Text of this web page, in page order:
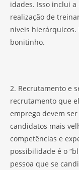
idades. Isso inclui
realização de
níveis hierárquicos.
bonitinho.
2. Recrutamento e
recrutamento que
emprego devem
candidatos mais
competências e
possibilidade é o
pessoa que se